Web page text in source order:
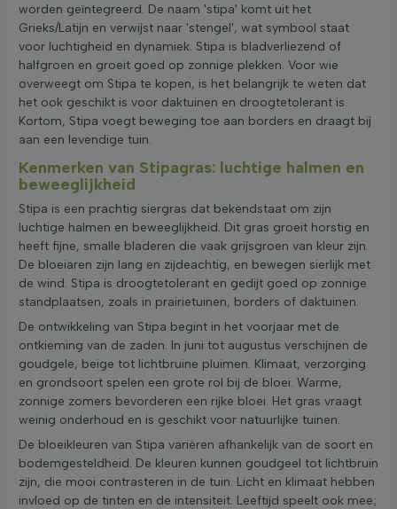
worden geïntegreerd. De naam 'stipa' komt uit het
Grieks/Latijn en verwijst naar 'stengel', wat symbool staat
voor luchtigheid en dynamiek. Stipa is bladverliezend of
halfgroen en groeit goed op zonnige plekken. Voor wie
overweegt om Stipa te kopen, is het belangrijk te weten dat
het ook geschikt is voor daktuinen en droogtetolerant is.
Kortom, Stipa voegt beweging toe aan borders en draagt bij
aan een levendige tuin.
Kenmerken van Stipagras: luchtige halmen en
beweeglijkheid
Stipa is een prachtig siergras dat bekendstaat om zijn
luchtige halmen en beweeglijkheid. Dit gras groeit horstig en
heeft fijne, smalle bladeren die vaak grijsgroen van kleur zijn.
De bloeiaren zijn lang en zijdeachtig, en bewegen sierlijk met
de wind. Stipa is droogtetolerant en gedijt goed op zonnige
standplaatsen, zoals in prairietuinen, borders of daktuinen.
De ontwikkeling van Stipa begint in het voorjaar met de
ontkieming van de zaden. In juni tot augustus verschijnen de
goudgele, beige tot lichtbruine pluimen. Klimaat, verzorging
en grondsoort spelen een grote rol bij de bloei. Warme,
zonnige zomers bevorderen een rijke bloei. Het gras vraagt
weinig onderhoud en is geschikt voor natuurlijke tuinen.
De bloeikleuren van Stipa variëren afhankelijk van de soort en
bodemgesteldheid. De kleuren kunnen goudgeel tot lichtbruin
zijn, die mooi contrasteren in de tuin. Licht en klimaat hebben
invloed op de tinten en de intensiteit. Leeftijd speelt ook mee;